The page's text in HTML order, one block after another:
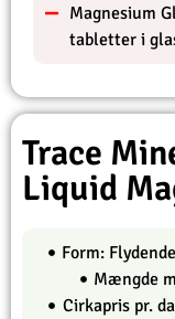
Magnesium
tabletter i
Trace
Liquid
Form: Flydende
Mængde
Cirkapris pr.